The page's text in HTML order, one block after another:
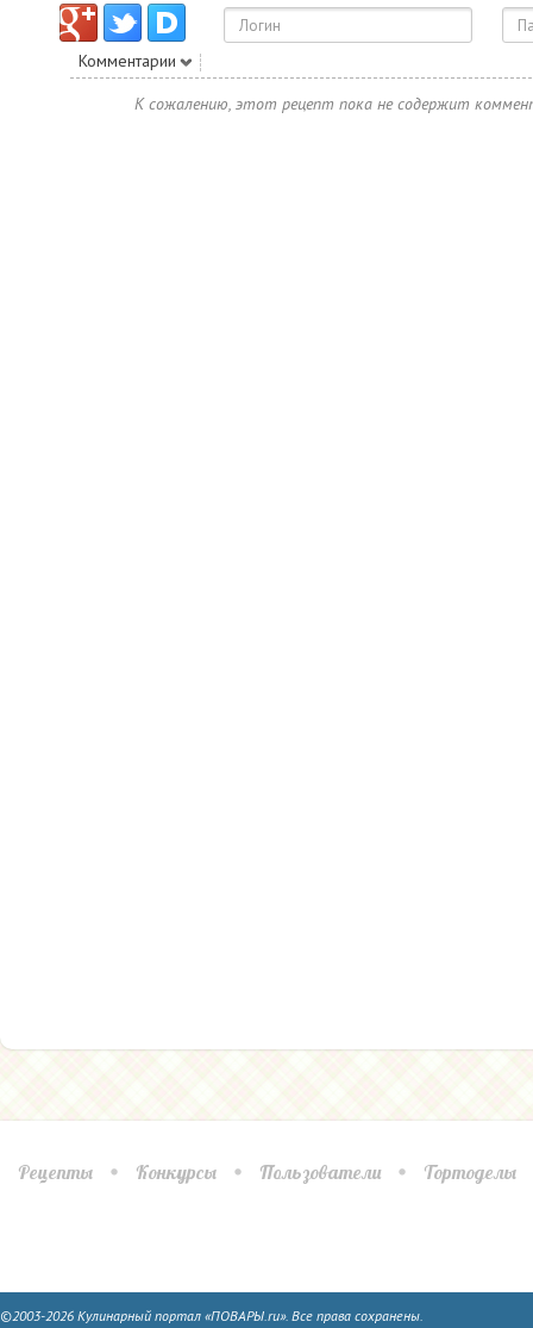
Комментарии
К сожалению, этот рецепт пока не содержит
Рецепты Конкурсы Пользователи Тортоделы
©2003-2026 Кулинарный портал «ПОВАРЫ.ru». Все права сохранены.